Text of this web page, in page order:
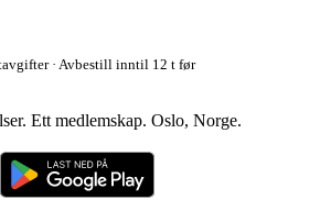
· Avbestill inntil 12 t før
Ett medlemskap. Oslo, Norge.